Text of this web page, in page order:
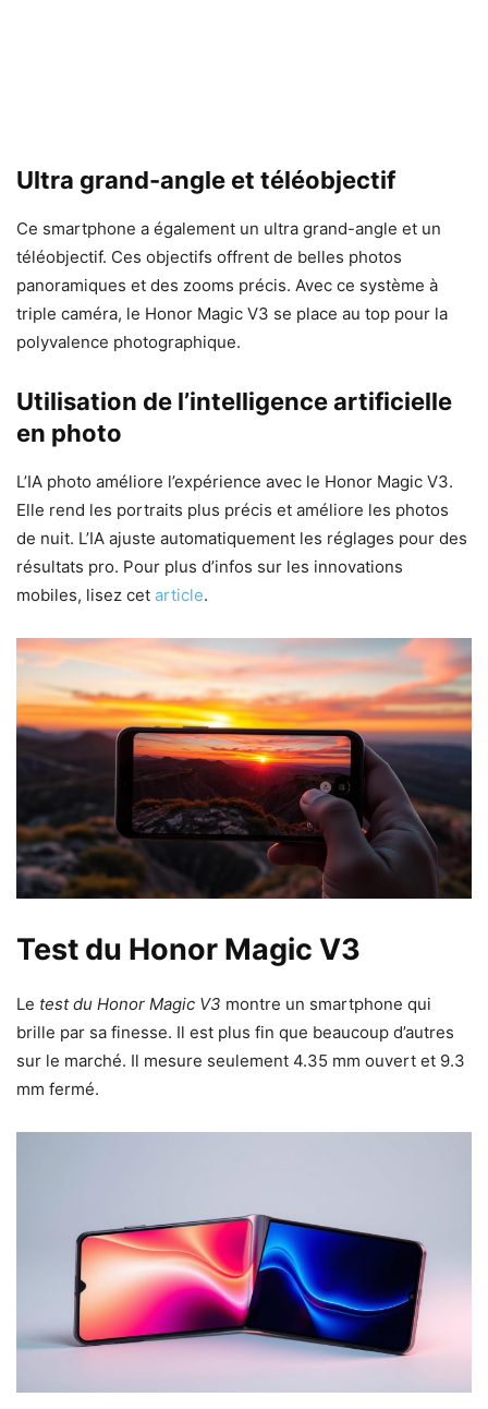
Ultra grand-angle et téléobjectif
Ce smartphone a également un ultra grand-angle et un
téléobjectif. Ces objectifs offrent de belles photos
panoramiques et des zooms précis. Avec ce système à
triple caméra, le Honor Magic V3 se place au top pour la
polyvalence photographique.
Utilisation de l’intelligence artificielle
en photo
L’IA photo améliore l’expérience avec le Honor Magic V3.
Elle rend les portraits plus précis et améliore les photos
de nuit. L’IA ajuste automatiquement les réglages pour des
résultats pro. Pour plus d’infos sur les innovations
mobiles, lisez cet article.
Test du Honor Magic V3
Le test du Honor Magic V3 montre un smartphone qui
brille par sa finesse. Il est plus fin que beaucoup d’autres
sur le marché. Il mesure seulement 4.35 mm ouvert et 9.3
mm fermé.